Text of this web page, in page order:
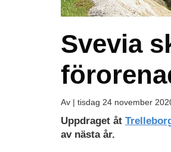
Svevia
Av | tisdag 24 november
Uppdraget åt
av nästa år.